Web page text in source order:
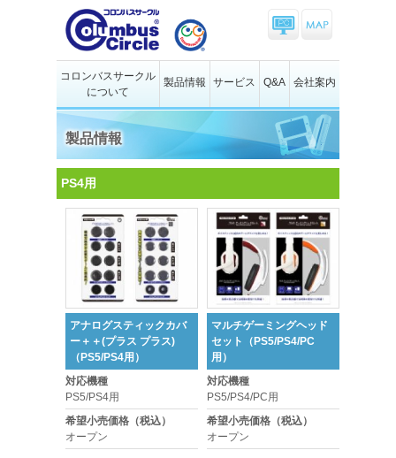
コロンバスサークル
について
製品情報 サービス Q&A 会社案内
製品情報
PS4用
アナログスティックカバ
ー＋＋(プラス プラス)
（PS5/PS4用）
対応機種
PS5/PS4用
希望小売価格（税込）
オープン
マルチゲーミングヘッド
セット（PS5/PS4/PC
用）
対応機種
PS5/PS4/PC用
希望小売価格（税込）
オープン